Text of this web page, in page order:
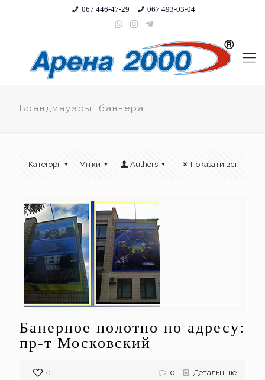
067 446-47-29 067 493-03-04
Брандмауэры, баннера
Категорії Мітки Authors Показати всі
Банерное полотно по адресу:
пр-т Московский
0 0 Детальніше